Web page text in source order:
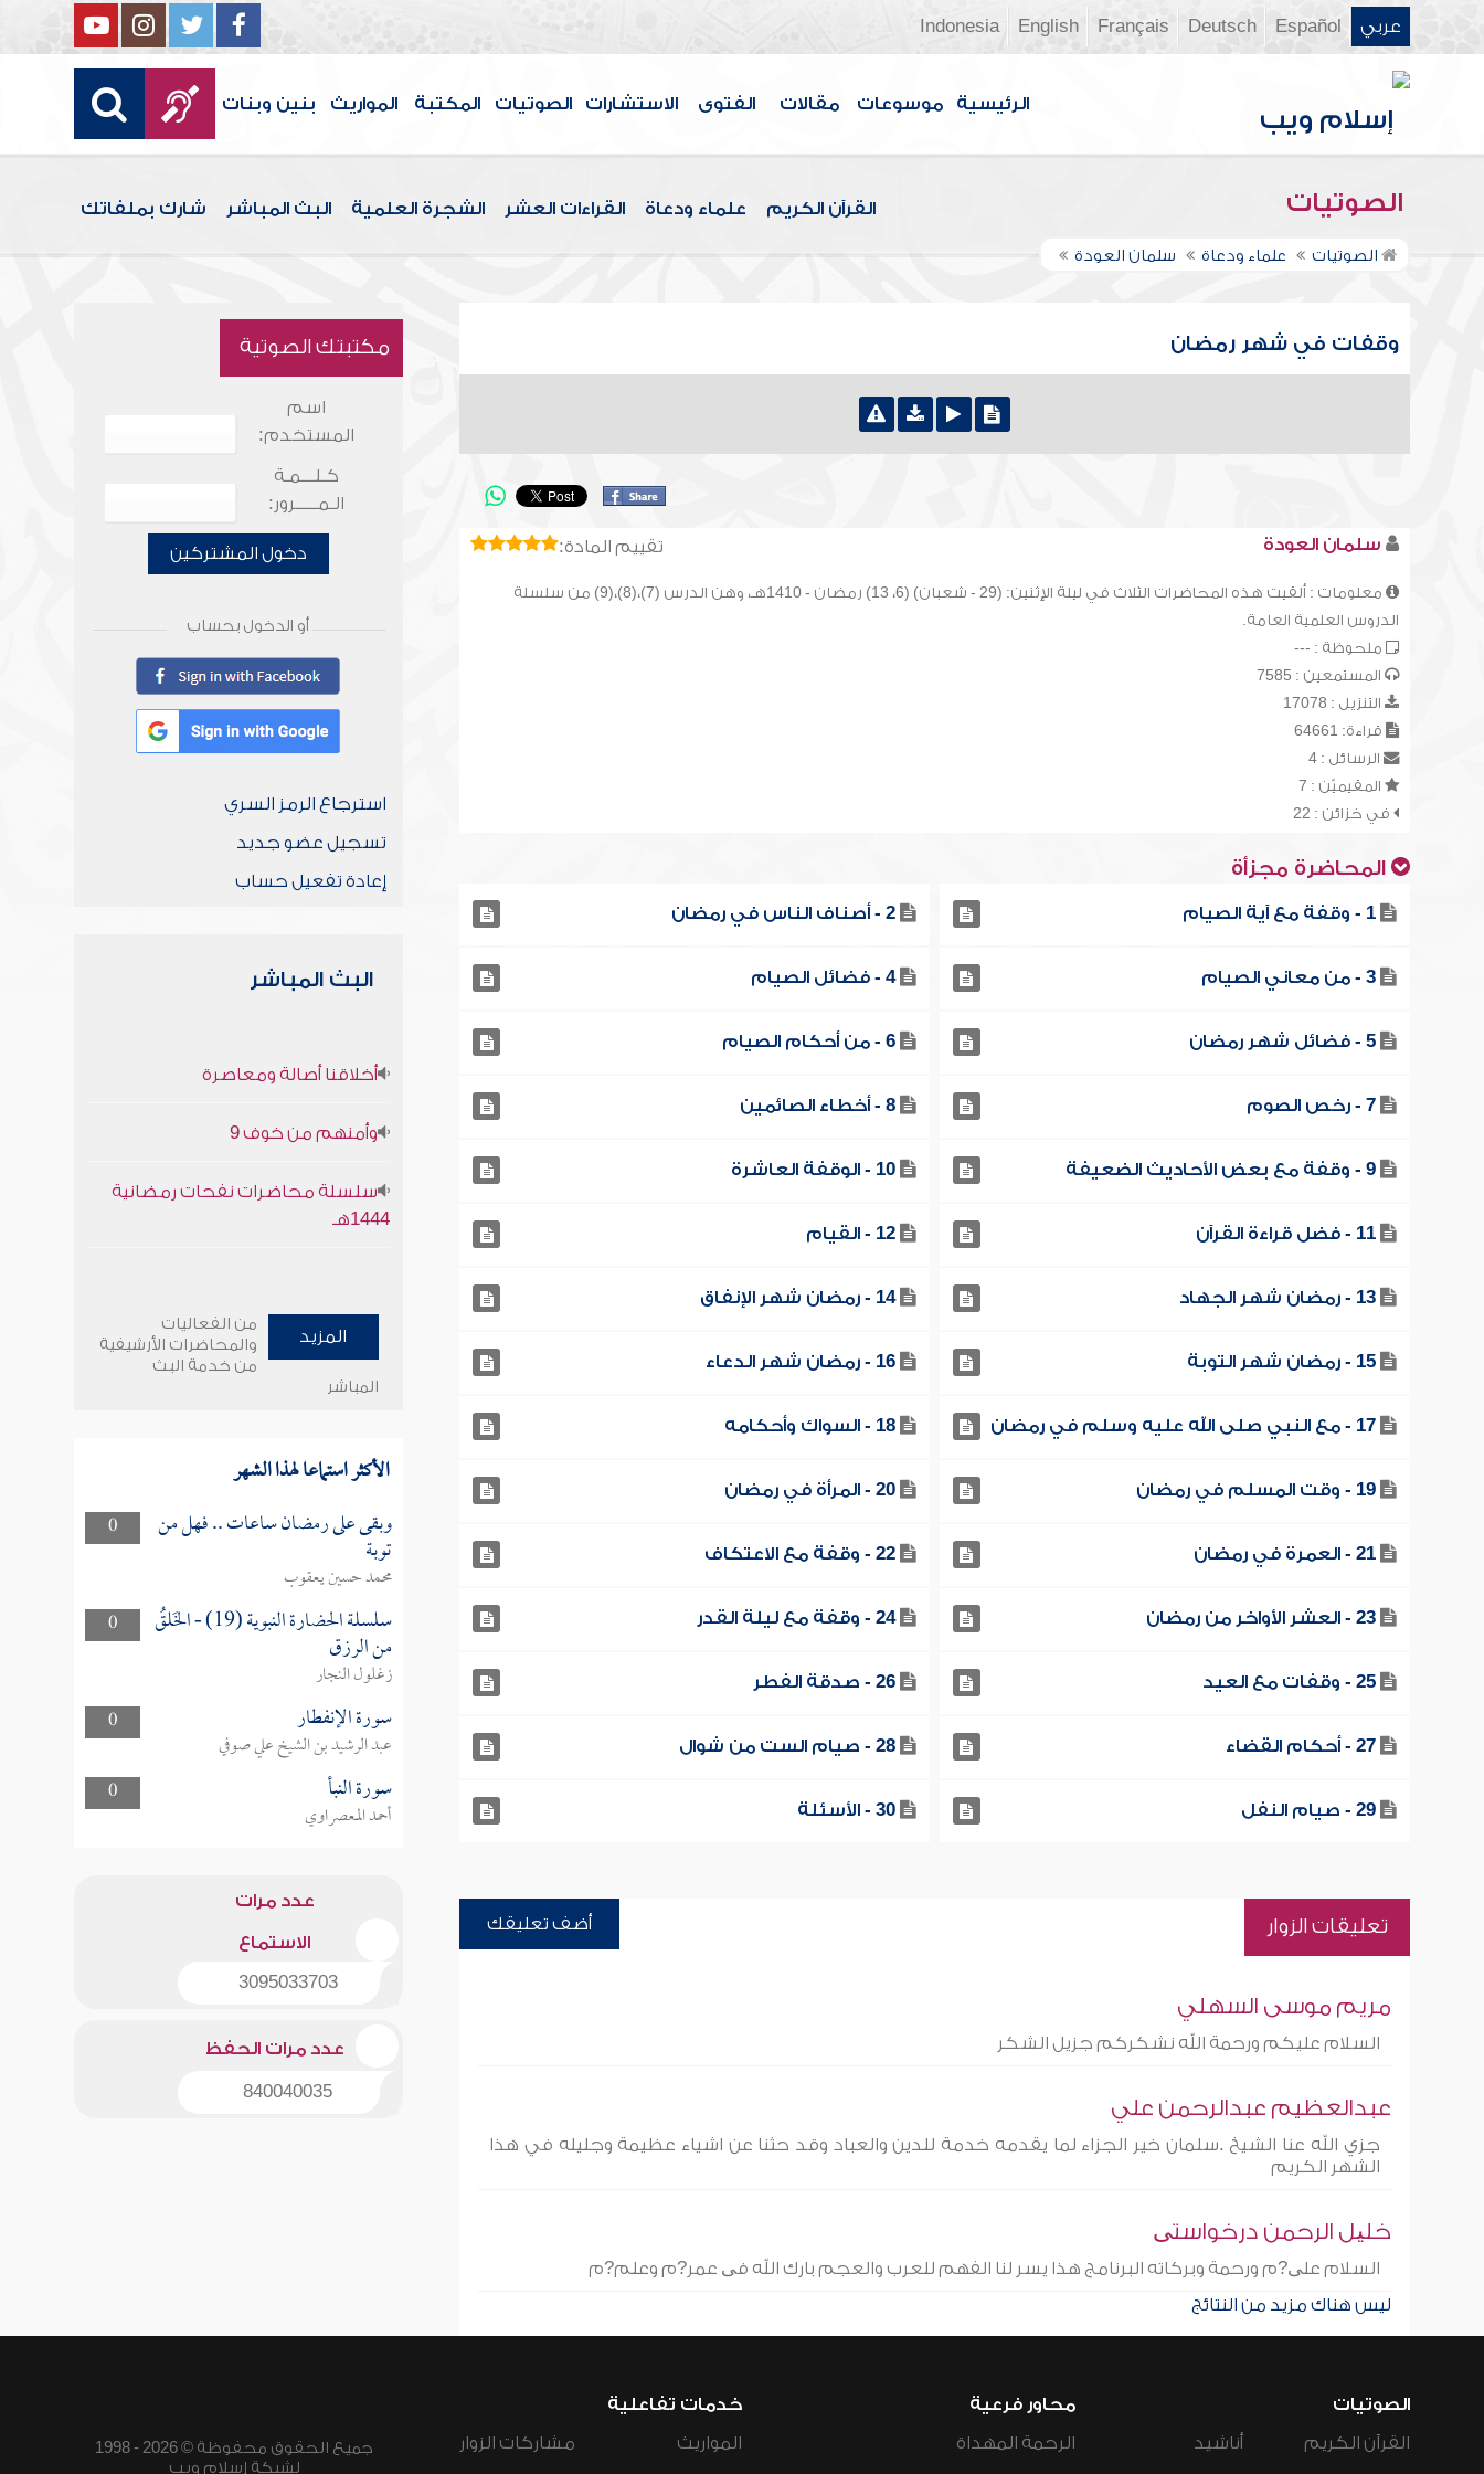
عربي Español
Deutsch
Français
English
Indonesia
الرئيسية موسوعات مقالات الفتوى الاستشارات الصوتيات المكتبة المواريث بنين وبنات
الصوتيات القرآن الكريم علماء ودعاة القراءات العشر الشجرة العلمية البث المباشر شارك بملفاتك
الصوتيات علماء ودعاة سلمان العودة
وقفات في شهر رمضان
تقييم المادة: سلمان العودة
معلومات : ألقيت هذه المحاضرات الثلاث في ليلة الإثنين: (29 - شعبان) (6، 13) رمضان - 1410هـ، وهن الدرس (7)،(8)،(9) من سلسلة
الدروس العلمية العامة.
ملحوظة : ---
المستمعين : 7585
التنزيل : 17078
قراءة: 64661
الرسائل : 4
المقيميّن : 7
في خزائن : 22
المحاضرة مجزأة
1 - وقفة مع آية الصيام 2 - أصناف الناس في رمضان
3 - من معاني الصيام 4 - فضائل الصيام
5 - فضائل شهر رمضان 6 - من أحكام الصيام
7 - رخص الصوم 8 - أخطاء الصائمين
9 - وقفة مع بعض الأحاديث الضعيفة 10 - الوقفة العاشرة
11 - فضل قراءة القرآن 12 - القيام
13 - رمضان شهر الجهاد 14 - رمضان شهر الإنفاق
15 - رمضان شهر التوبة 16 - رمضان شهر الدعاء
17 - مع النبي صلى الله عليه وسلم في رمضان 18 - السواك وأحكامه
19 - وقت المسلم في رمضان 20 - المرأة في رمضان
21 - العمرة في رمضان 22 - وقفة مع الاعتكاف
23 - العشر الأواخر من رمضان 24 - وقفة مع ليلة القدر
25 - وقفات مع العيد 26 - صدقة الفطر
27 - أحكام القضاء 28 - صيام الست من شوال
29 - صيام النفل 30 - الأسئلة
تعليقات الزوار أضف تعليقك
مريم موسى السهلي
السلام عليكم ورحمة الله نشكركم جزيل الشكر
عبدالعظيم عبدالرحمن علي
جزي الله عنا الشيخ .سلمان خير الجزاء لما يقدمه خدمة للدين والعباد وقد حثنا عن اشياء عظيمة وجليله في هذا
الشهر الكريم
خلیل الرحمن درخواستی
السلام علی?م ورحمة وبركاته البرنامج هذا يسر لنا الفهم للعرب والعجم بارك الله فی عمر?م وعلم?م
ليس هناك مزيد من النتائج
مكتبتك الصوتية
اسم
المستخدم:
كـلـــمـة
الـمـــــرور:
دخول المشتركين
أو الدخول بحساب
استرجاع الرمز السري
تسجيل عضو جديد
إعادة تفعيل حساب
البث المباشر
أخلاقنا أصالة ومعاصرة
وأمنهم من خوف 9
سلسلة محاضرات نفحات رمضانية
1444هـ
المزيد
من الفعاليات
والمحاضرات الأرشيفية
من خدمة البث
المباشر
الأكثر استماعا لهذا الشهر
0 وبقى على رمضان ساعات .. فهل من
توبة
محمد حسين يعقوب
0
سلسلة الحضارة النبوية (19) - الخَلقُ
من الرزق
زغلول النجار
0
سورة الإنفطار
عبد الرشيد بن الشيخ علي صوفي
0
سورة النبأ
أحمد المعصراوي
عدد مرات
الاستماع
3095033703
عدد مرات الحفظ
840040035
الصوتيات
القرآن الكريم
أناشيد
محاور فرعية
الرحمة المهداة
خدمات تفاعلية
المواريث
مشاركات الزوار
جميع الحقوق محفوظة © 2026 - 1998
لشبكة إسلام ويب